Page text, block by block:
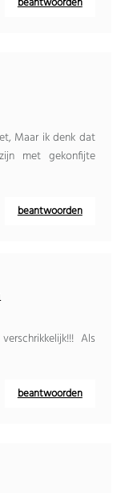
Maar ik denk dat
met gekonfijte
beantwoorden
Als
beantwoorden